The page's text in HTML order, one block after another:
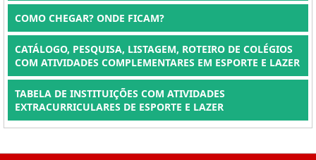
COMO CHEGAR? ONDE FICAM?
CATÁLOGO, PESQUISA, LISTAGEM, ROTEIRO DE COLÉGIOS
COM ATIVIDADES COMPLEMENTARES EM ESPORTE E LAZER
TABELA DE INSTITUIÇÕES COM ATIVIDADES
EXTRACURRICULARES DE ESPORTE E LAZER